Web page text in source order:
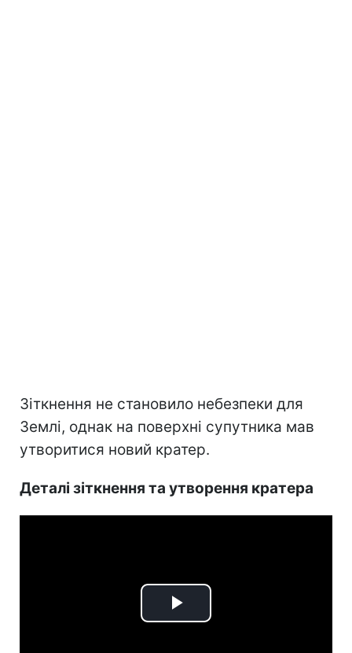
Зіткнення не становило небезпеки для
Землі, однак на поверхні супутника мав
утворитися новий кратер.
Деталі зіткнення та утворення кратера
Play